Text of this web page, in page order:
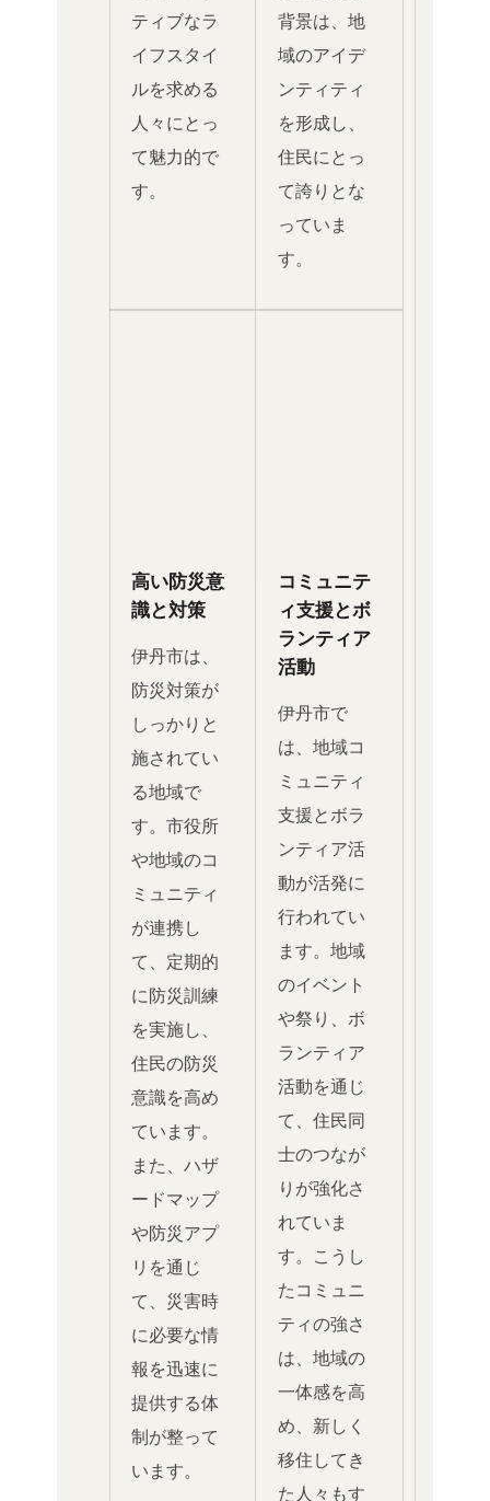
ティブなラ
イフスタイ
ルを求める
人々にとっ
て魅力的で
す。
背景は、地
域のアイデ
ンティティ
を形成し、
住民にとっ
て誇りとな
っていま
す。
高い防災意
識と対策
伊丹市は、
防災対策が
しっかりと
施されてい
る地域で
す。市役所
や地域のコ
ミュニティ
が連携し
て、定期的
に防災訓練
を実施し、
住民の防災
意識を高め
ています。
また、ハザ
ードマップ
や防災アプ
リを通じ
て、災害時
に必要な情
報を迅速に
提供する体
制が整って
います。
コミュニテ
ィ支援とボ
ランティア
活動
伊丹市で
は、地域コ
ミュニティ
支援とボラ
ンティア活
動が活発に
行われてい
ます。地域
のイベント
や祭り、ボ
ランティア
活動を通じ
て、住民同
士のつなが
りが強化さ
れていま
す。こうし
たコミュニ
ティの強さ
は、地域の
一体感を高
め、新しく
移住してき
た人々もす